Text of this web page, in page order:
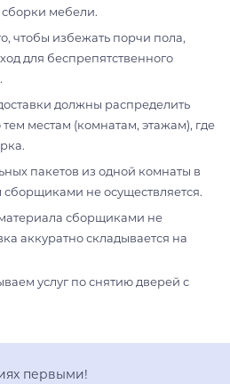
мебели.
чтобы избежать порчи пола,
для беспрепятственного
должны распределить
местам (комнатам, этажам), где
пакетов из одной комнаты в
не осуществляется.
сборщиками не
аккуратно складывается на
услуг по снятию дверей с
первыми!